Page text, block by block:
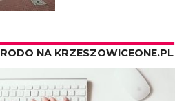
RODO NA KRZESZOWICEONE.PL